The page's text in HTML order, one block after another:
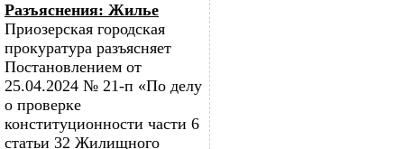
Разъяснения: Жилье
Приозерская городская
прокуратура разъясняет
Постановлением от
25.04.2024 № 21-п «По делу
о проверке
конституционности части 6
статьи 32 Жилищного